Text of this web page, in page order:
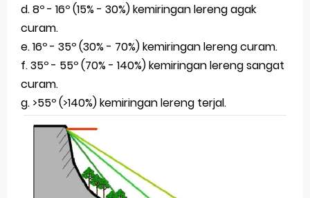
d. 8º - 16º (15% - 30%) kemiringan lereng agak
curam.
e. 16º - 35º (30% - 70%) kemiringan lereng curam.
f. 35º - 55º (70% - 140%) kemiringan lereng sangat
curam.
g. >55º (>140%) kemiringan lereng terjal.